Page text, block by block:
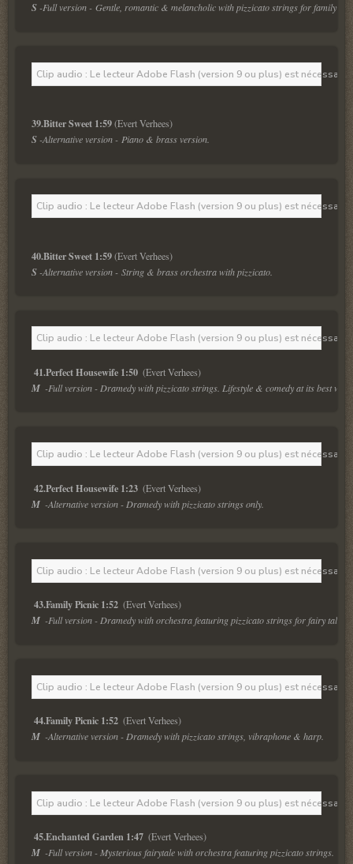
S -Full version - Gentle, romantic & melancholic with pizzicato strings for family &
Clip audio : Le lecteur Adobe Flash (version 9 ou plus) est
39.Bitter Sweet 1:59
S -Alternative version - Piano & brass version.
Clip audio : Le lecteur Adobe Flash (version 9 ou plus) est
40.Bitter Sweet 1:59
S -Alternative version - String & brass orchestra with pizzicato.
Clip audio : Le lecteur Adobe Flash (version 9 ou plus) est
41.Perfect Housewife 1:50 (Evert Verhees)
M -Full version - Dramedy with pizzicato strings. Lifestyle & comedy at its best with
Clip audio : Le lecteur Adobe Flash (version 9 ou plus) est
42.Perfect Housewife 1:23 (Evert Verhees)
M -Alternative version - Dramedy with pizzicato strings only.
Clip audio : Le lecteur Adobe Flash (version 9 ou plus) est
43.Family Picnic 1:52 (Evert Verhees)
M -Full version - Dramedy with orchestra featuring pizzicato strings for fairy tales.
Clip audio : Le lecteur Adobe Flash (version 9 ou plus) est
44.Family Picnic 1:52 (Evert Verhees)
M -Alternative version - Dramedy with pizzicato strings, vibraphone & harp.
Clip audio : Le lecteur Adobe Flash (version 9 ou plus) est
45.Enchanted Garden 1:47 (Evert Verhees)
M -Full version - Mysterious fairytale with orchestra featuring pizzicato strings.